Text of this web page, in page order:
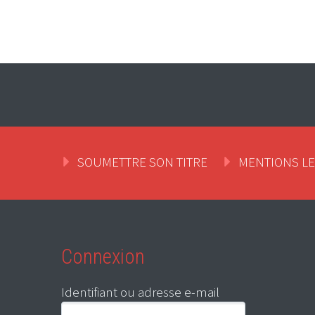
SOUMETTRE SON TITRE MENTIONS
Connexion
Identifiant ou adresse e-mail